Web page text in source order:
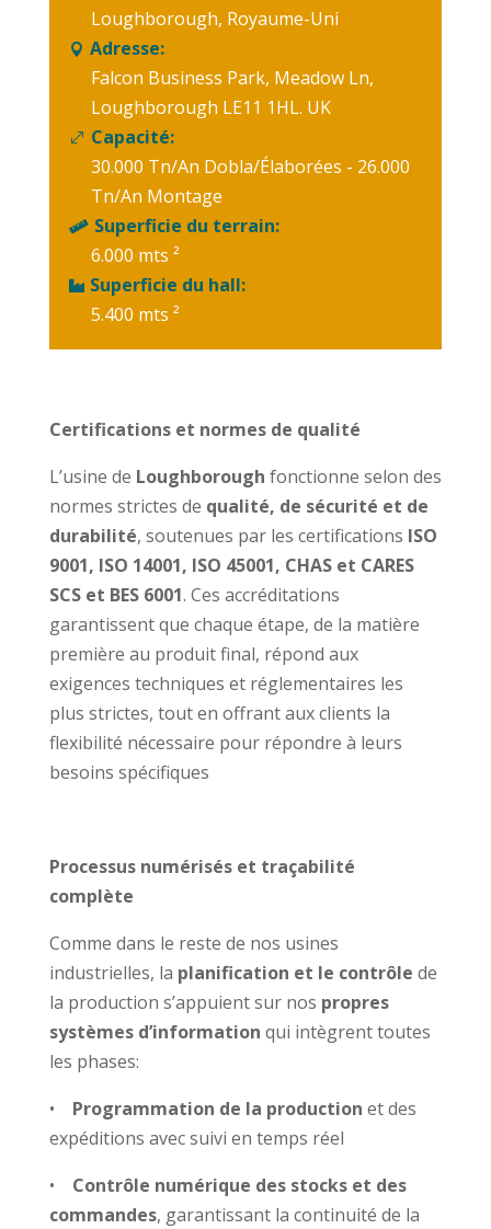
Loughborough, Royaume-Uni
 Adresse:
Falcon Business Park, Meadow Ln,
Loughborough LE11 1HL. UK
. Capacité:
30.000 Tn/An Dobla/Élaborées - 26.000
Tn/An Montage
 Superficie du terrain:
6.000 mts ²
 Superficie du hall:
5.400 mts ²
Certifications et normes de qualité
L’usine de Loughborough fonctionne selon des
normes strictes de qualité, de sécurité et de
durabilité, soutenues par les certifications ISO
9001, ISO 14001, ISO 45001, CHAS et CARES
SCS et BES 6001. Ces accréditations
garantissent que chaque étape, de la matière
première au produit final, répond aux
exigences techniques et réglementaires les
plus strictes, tout en offrant aux clients la
flexibilité nécessaire pour répondre à leurs
besoins spécifiques
Processus numérisés et traçabilité
complète
Comme dans le reste de nos usines
industrielles, la planification et le contrôle de
la production s’appuient sur nos propres
systèmes d’information qui intègrent toutes
les phases:
• Programmation de la production et des
expéditions avec suivi en temps réel
• Contrôle numérique des stocks et des
commandes, garantissant la continuité de la